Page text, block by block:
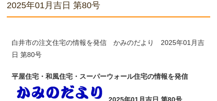
2025年01月吉日 第80号
白井市の注文住宅の情報を発信 かみのだより 2025年01月吉
日 第80号
平屋住宅・和風住宅・スーパーウォール住宅の情報を発信